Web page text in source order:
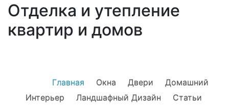
Отделка и утепление
квартир и домов
Главная Окна Двери
Домашний
Интерьер
Ландшафный Дизайн Статьи